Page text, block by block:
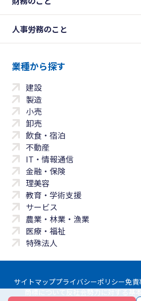
人事労務のこと
業種から探す
建設
製造
小売
卸売
飲食・宿泊
不動産
IT・情報通信
金融・保険
理美容
教育・学術支援
サービス
農業・林業・漁業
医療・福祉
特殊法人
サイトマッププライバシーポリシー免責
商標について 反社会勢力に対する基